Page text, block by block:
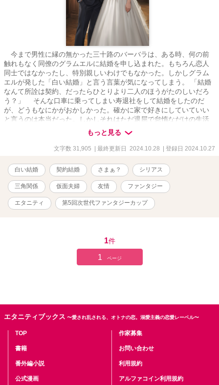
今まで男性に縁の無かった三十路のバーバラは、ある時、何の前
触れもなく同僚のグラムエルに結婚を申し込まれた。もちろん恋人
同士ではなかったし、特別親しいわけでもなかった。しかしグラム
エルが発した「白い結婚」と言う言葉が気になってしまう。 「結婚
なんて所詮は契約、だったらひとりより二人のほうがたのしいだろ
う？」 そんな口車に乗ってしまい寿退社をして結婚をしたのだ
が、どうもなにかがおかしかった。確かに家で好きにしていていい
と言うのは本当だった。しかしそれはただ退屈で怠惰なだけの生活
である。 一体グラムエルは何を望んでいるのか、お互いに何かメ
リットがあるのだろうかと考え込んでしまうバーバラ。誰にも言え
ない結婚生活の秘密を抱えながら、表面上は完璧な妻を演じなくて
があるのだった。 そんな時、元同僚のカトリーヌと偶然出会っ
た。退職までずっと仲良くしていた彼女に思い切って現在の結婚生
活を打ち明けてしまったのだ。しかしこれは大失敗だった。 この
ことを知ったグラムエルに、他人へ夫婦のことを打ち明けるのは恥
ずべきことだと言われてしまう。とうとう感情を爆発させたバーバ
ラは、グラムエルと夫婦生活への不満をぶちまけた。それを聞いた
な同居人である友人のカトリーヌだった。
もっと見る
文字数 31,905 | 最終更新日 2024.10.28 | 登録日 2024.10.27
白い結婚 契約結婚 さまぁ？ シリアス
三角関係 仮面夫婦 友情 ファンタジー
エタニティ 第5回次世代ファンタジーカップ
1件
1 ページ
エタニティブックス 〜愛され乱される、オトナの恋。溺愛主義の恋愛レーベル〜
TOP
書籍
番外編小説
公式漫画
作家募集
お問い合わせ
利用規約
アルファコイン利用規約